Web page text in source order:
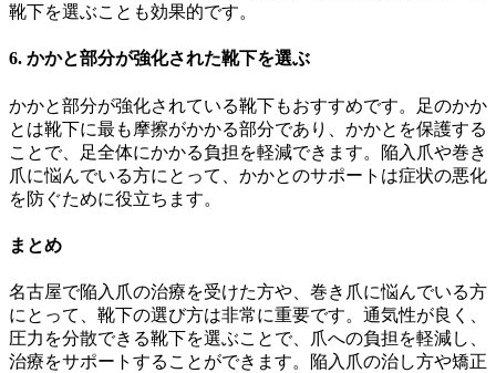
靴下を選ぶことも効果的です。
6. かかと部分が強化された靴下を選ぶ
かかと部分が強化されている靴下もおすすめです。足のかか
とは靴下に最も摩擦がかかる部分であり、かかとを保護する
ことで、足全体にかかる負担を軽減できます。陥入爪や巻き
爪に悩んでいる方にとって、かかとのサポートは症状の悪化
を防ぐために役立ちます。
まとめ
名古屋で陥入爪の治療を受けた方や、巻き爪に悩んでいる方
にとって、靴下の選び方は非常に重要です。通気性が良く、
圧力を分散できる靴下を選ぶことで、爪への負担を軽減し、
治療をサポートすることができます。陥入爪の治し方や矯正